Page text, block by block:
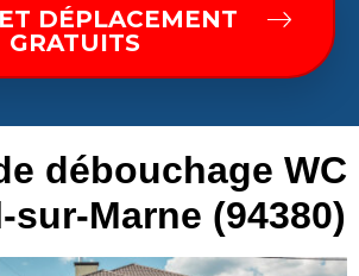
DÉPLACEMENT
GRATUITS
débouchage WC
Marne (94380)